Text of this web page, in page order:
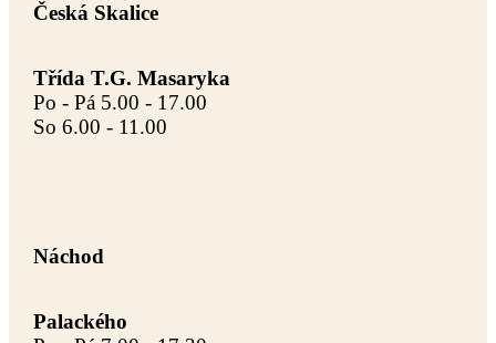
Česká Skalice
Třída T.G. Masaryka
Po - Pá 5.00 - 17.00
So 6.00 - 11.00
Náchod
Palackého